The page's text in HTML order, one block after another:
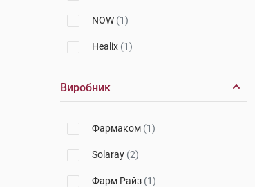
NOW (1)
Healix (1)
Виробник
Фармаком (1)
Solaray (2)
Фарм Райз (1)